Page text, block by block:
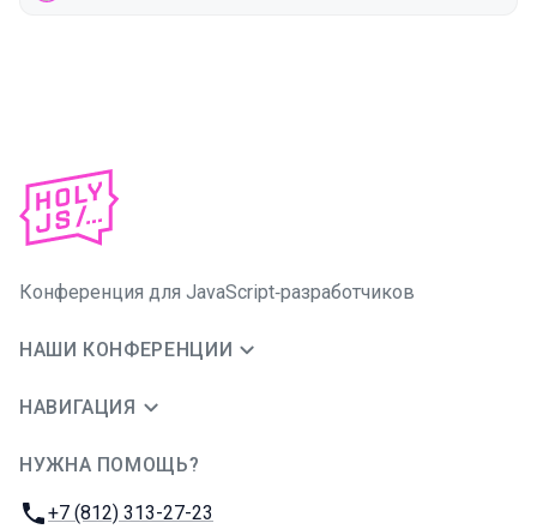
Конференция для JavaScript‑разработчиков
НАШИ КОНФЕРЕНЦИИ
НАВИГАЦИЯ
НУЖНА ПОМОЩЬ?
Телефон:
+7 (812) 313-27-23